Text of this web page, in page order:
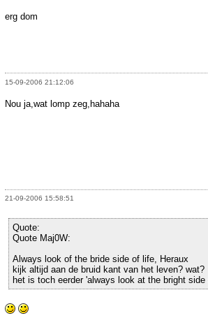
erg dom
15-09-2006 21:12:06
Nou ja,wat lomp zeg,hahaha
21-09-2006 15:58:51
Quote:
Quote Maj0W:
Always look of the bride side of life, Heraux
kijk altijd aan de bruid kant van het leven? wat?
het is toch eerder 'always look at the bright side